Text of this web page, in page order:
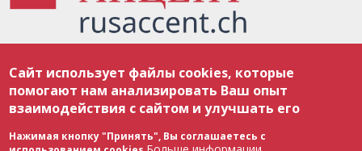
соответствии с законодательством Швейцарии об авторском праве и
международными соглашениями. Полное или частичное использование
материалов возможно только с разрешения редакции. В случае полного
или частичного воспроизведения материалов сайта rusaccent.ch,
ОБЯЗАТЕЛЬНА АКТИВНАЯ ГИПЕРССЫЛКА на конкретный заимствованный
текст. Фотоизображения, размещенные редакцией rusaccent.ch, являются
ее исключительной собственностью. Полное или частичное
Сайт использует файлы cookies, которые
помогают нам анализировать Ваш опыт
взаимодействия с сайтом и улучшать его
Нажимая кнопку "Принять", Вы соглашаетесь с